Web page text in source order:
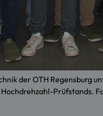
der OTH
Prüfstands.